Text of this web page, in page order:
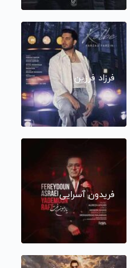
فرزاد فرزین
فریدون آسرایی